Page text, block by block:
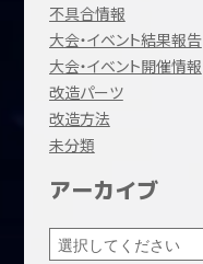
不具合情報
大会・イベント結果報告
大会・イベント開催情報
改造パーツ
改造方法
未分類
アーカイブ